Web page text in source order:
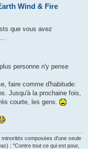
Wind & Fire
que vous avez
personne n'y pense
faire comme d'habitude:
Jusqu'à la prochaine fois,
courte, les gens.
composées d'une seule
: "Contre tout ce qui est pour,